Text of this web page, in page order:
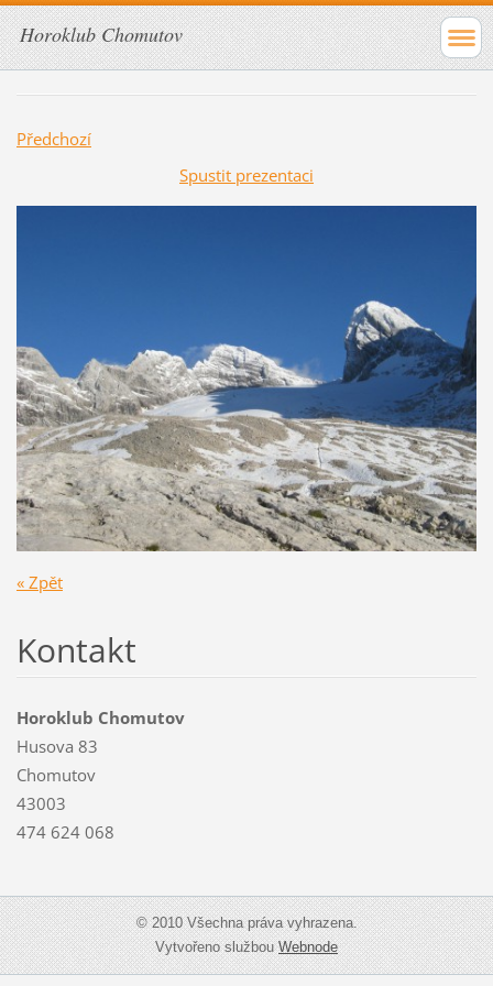
Horoklub Chomutov
Předchozí
Spustit prezentaci
« Zpět
Kontakt
Horoklub Chomutov
Husova 83
Chomutov
43003
474 624 068
© 2010 Všechna práva vyhrazena.
Vytvořeno službouWebnode